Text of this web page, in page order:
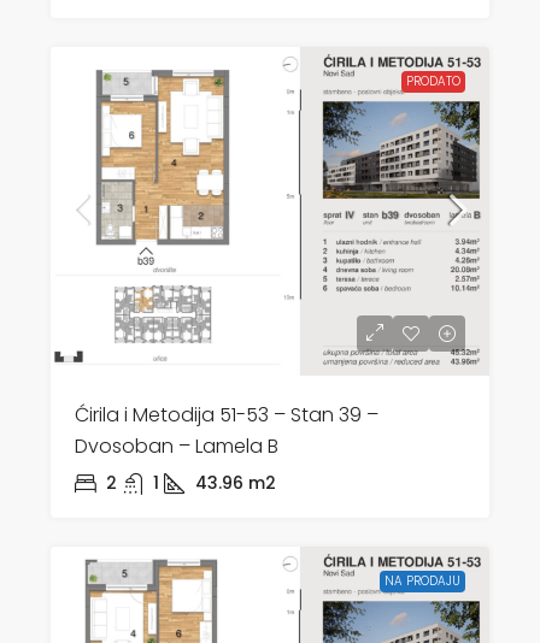
PRODATO
Ćirila i Metodija 51-53 – Stan 39 –
Dvosoban – Lamela B
2 1 43.96 m2
NA PRODAJU